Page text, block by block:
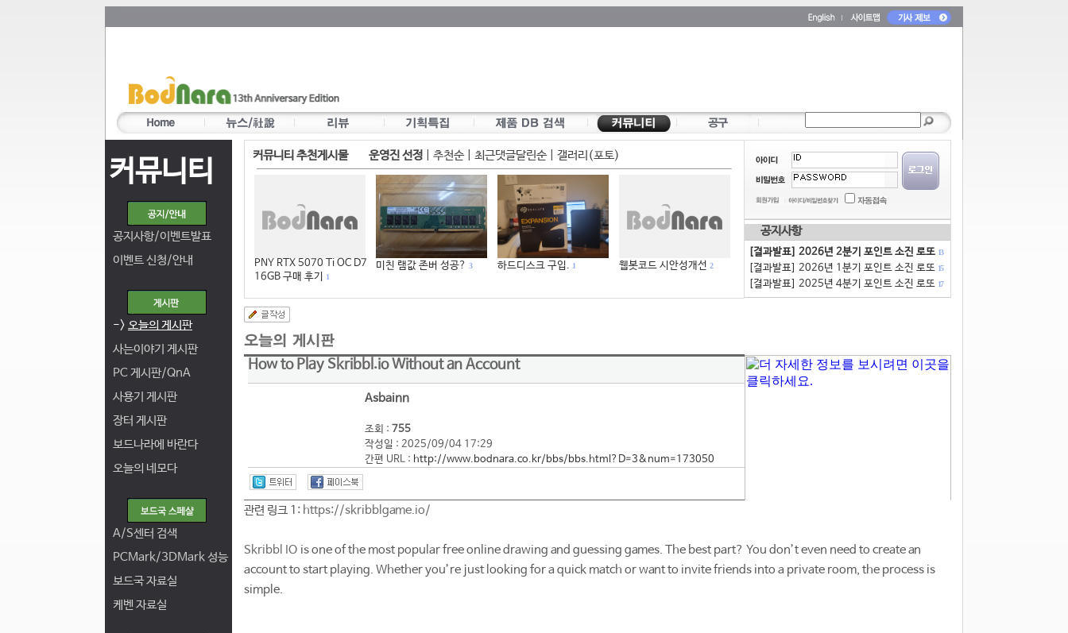
커뮤니티
공지사항/이벤트발표
이벤트 신청/안내
-> 오늘의 게시판
사는이야기 게시판
PC 게시판/QnA
사용기 게시판
장터 게시판
보드나라에 바란다
오늘의 네모다
A/S센터 검색
PCMark/3DMark 성능
보드국 자료실
케벤 자료실
커뮤니티 추천게시물 운영진 선정 추천순| 최근댓글달린순| 갤러리(포토)
PNY RTX 5070 Ti OC D7
16GB 구매 후기
1
미친 램값 존버 성공? 3 하드디스크 구입. 1 웹봇코드 시안성개선 2
공지사항
[결과발표] 2026년 2분기 포인트 소진 로또 13
[결과발표] 2026년 1분기 포인트 소진 로또 15
[결과발표] 2025년 4분기 포인트 소진 로또 17
How to Play Skribbl.io Without an Account
Asbainn
조회 : 755
작성일 : 2025/09/04 17:29
간편 URL : http://www.bodnara.co.kr/bbs/bbs.html?D=3&num=173050
관련 링크 1: https://skribblgame.io/
Skribbl IO is one of the most popular free online drawing and guessing games. The best part? You don’t even need to create an
account to start playing. Whether you’re just looking for a quick match or want to invite friends into a private room, the process is
simple.